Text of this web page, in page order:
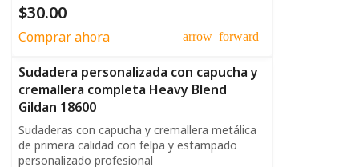
$30.00
Comprar ahora arrow_forward
Sudadera personalizada con capucha y
cremallera completa Heavy Blend
Gildan 18600
Sudaderas con capucha y cremallera metálica
de primera calidad con felpa y estampado
personalizado profesional